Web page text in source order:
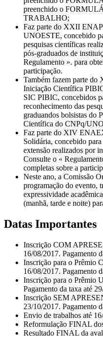
preenchido o
TRABALHO;
Faz parte do XXII
UNOESTE, concebido
pesquisas científicas
pós-graduados de
Regulamento ». para
participação.
Também fazem parte
Iniciação Científica
SIC PIBIC, concebidos
reconhecimento das
graduandos bolsistas do
Científica do CNPq/
Faz parte do XIV
Solidária, concebido
extensão realizados por
Consulte o «
completas sobre a
Neste ano, a Comissão
programação do evento,
expressividade
(manhã, tarde e noite)
Datas Importantes
Inscrição COM
16/08/2017. Pagamento
Inscrição para o Prêmio
16/08/2017. Pagamento
Inscrição para o Prêmio
Pagamento da taxa até
Inscrição SEM
23/10/2017. Pagamento
Envio de trabalhos até
Reformulação FINAL
Resultado FINAL da